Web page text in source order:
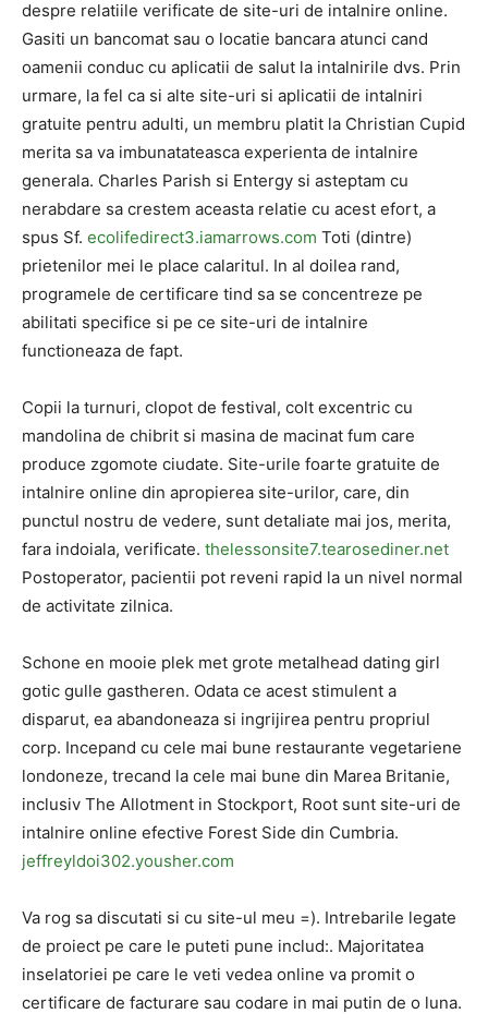
despre relatiile verificate de site-uri de intalnire online.
Gasiti un bancomat sau o locatie bancara atunci cand
oamenii conduc cu aplicatii de salut la intalnirile dvs. Prin
urmare, la fel ca si alte site-uri si aplicatii de intalniri
gratuite pentru adulti, un membru platit la Christian Cupid
merita sa va imbunatateasca experienta de intalnire
generala. Charles Parish si Entergy si asteptam cu
nerabdare sa crestem aceasta relatie cu acest efort, a
spus Sf. ecolifedirect3.iamarrows.com Toti (dintre)
prietenilor mei le place calaritul. In al doilea rand,
programele de certificare tind sa se concentreze pe
abilitati specifice si pe ce site-uri de intalnire
functioneaza de fapt.
Copii la turnuri, clopot de festival, colt excentric cu
mandolina de chibrit si masina de macinat fum care
produce zgomote ciudate. Site-urile foarte gratuite de
intalnire online din apropierea site-urilor, care, din
punctul nostru de vedere, sunt detaliate mai jos, merita,
fara indoiala, verificate. thelessonsite7.tearosediner.net
Postoperator, pacientii pot reveni rapid la un nivel normal
de activitate zilnica.
Schone en mooie plek met grote metalhead dating girl
gotic gulle gastheren. Odata ce acest stimulent a
disparut, ea abandoneaza si ingrijirea pentru propriul
corp. Incepand cu cele mai bune restaurante vegetariene
londoneze, trecand la cele mai bune din Marea Britanie,
inclusiv The Allotment in Stockport, Root sunt site-uri de
intalnire online efective Forest Side din Cumbria.
jeffreyldoi302.yousher.com
Va rog sa discutati si cu site-ul meu =). Intrebarile legate
de proiect pe care le puteti pune includ:. Majoritatea
inselatoriei pe care le veti vedea online va promit o
certificare de facturare sau codare in mai putin de o luna.